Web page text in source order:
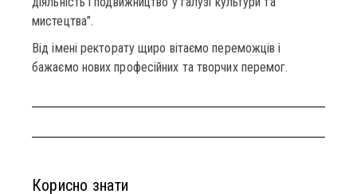
мистецтва”.
Від імені ректорату щиро вітаємо переможців і
бажаємо нових професійних та творчих перемог.
Корисно знати